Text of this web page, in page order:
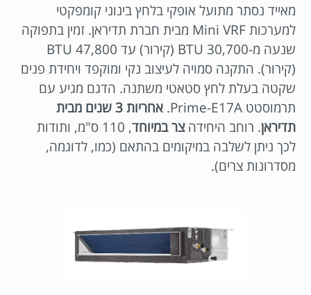
מאייד נסתר מתועל אופקי בלחץ בינוני קומפקטי
למערכות Mini VRF מבית חברת תדיראן. זמין בתפוקה
שנעה מ-30,700 BTU (קירור) עד 47,800 BTU
(קירור). התקנה סמויה לעיצוב נקי ומוקפד ויחידת פנים
שקטה בעלת לחץ סטאטי משתנה. הדגם מגיע עם
תרמוסטט Prime-E17A.
אחריות 3 שנים מבית
תדיראן. רוחב היחידהצר במיוחד
, 110 ס"מ, ותודות
לכך ניתן לשלבה במיקומים בהתאם (כמו, לדוגמה,
מסדרונות צרים).